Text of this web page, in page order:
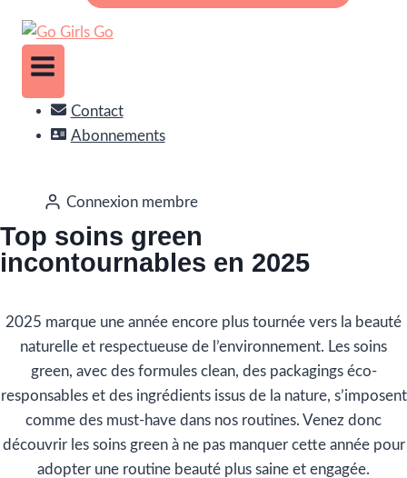
Contact
Abonnements
Connexion membre
Top soins green
incontournables en 2025
2025 marque une année encore plus tournée vers la beauté
naturelle et respectueuse de l’environnement. Les soins
green, avec des formules clean, des packagings éco-
responsables et des ingrédients issus de la nature, s’imposent
comme des must-have dans nos routines. Venez donc
découvrir les soins green à ne pas manquer cette année pour
adopter une routine beauté plus saine et engagée.